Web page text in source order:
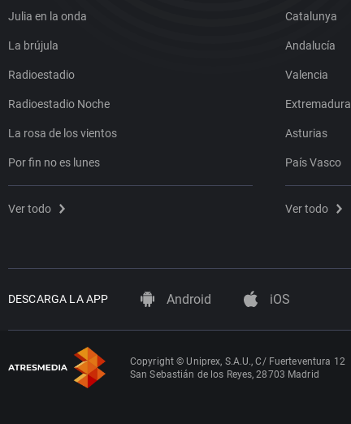
Julia en la onda
La brújula
Radioestadio
Radioestadio Noche
La rosa de los vientos
Por fin no es lunes
Ver todo
Catalunya
Andalucía
Valencia
Extremadura
Asturias
País Vasco
Ver todo
DESCARGA LA APP Android iOS
Copyright © Uniprex, S.A.U., C/ Fuerteventura 12
San Sebastián de los Reyes, 28703 Madrid